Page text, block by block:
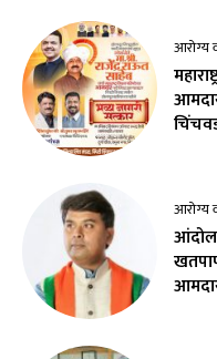
आरोग्य
आरोग्य